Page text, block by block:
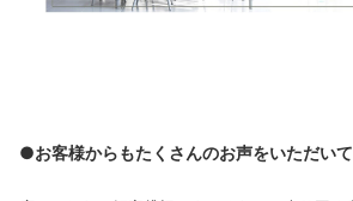
●お客様からもたくさんのお声をいただい